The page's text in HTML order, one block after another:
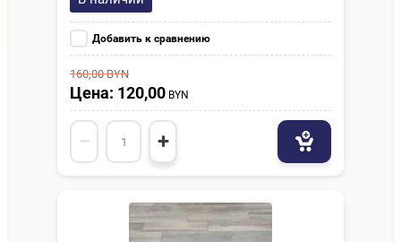
Добавить к сравнению
160,00BYN
Цена: 120,00 BYN
− +